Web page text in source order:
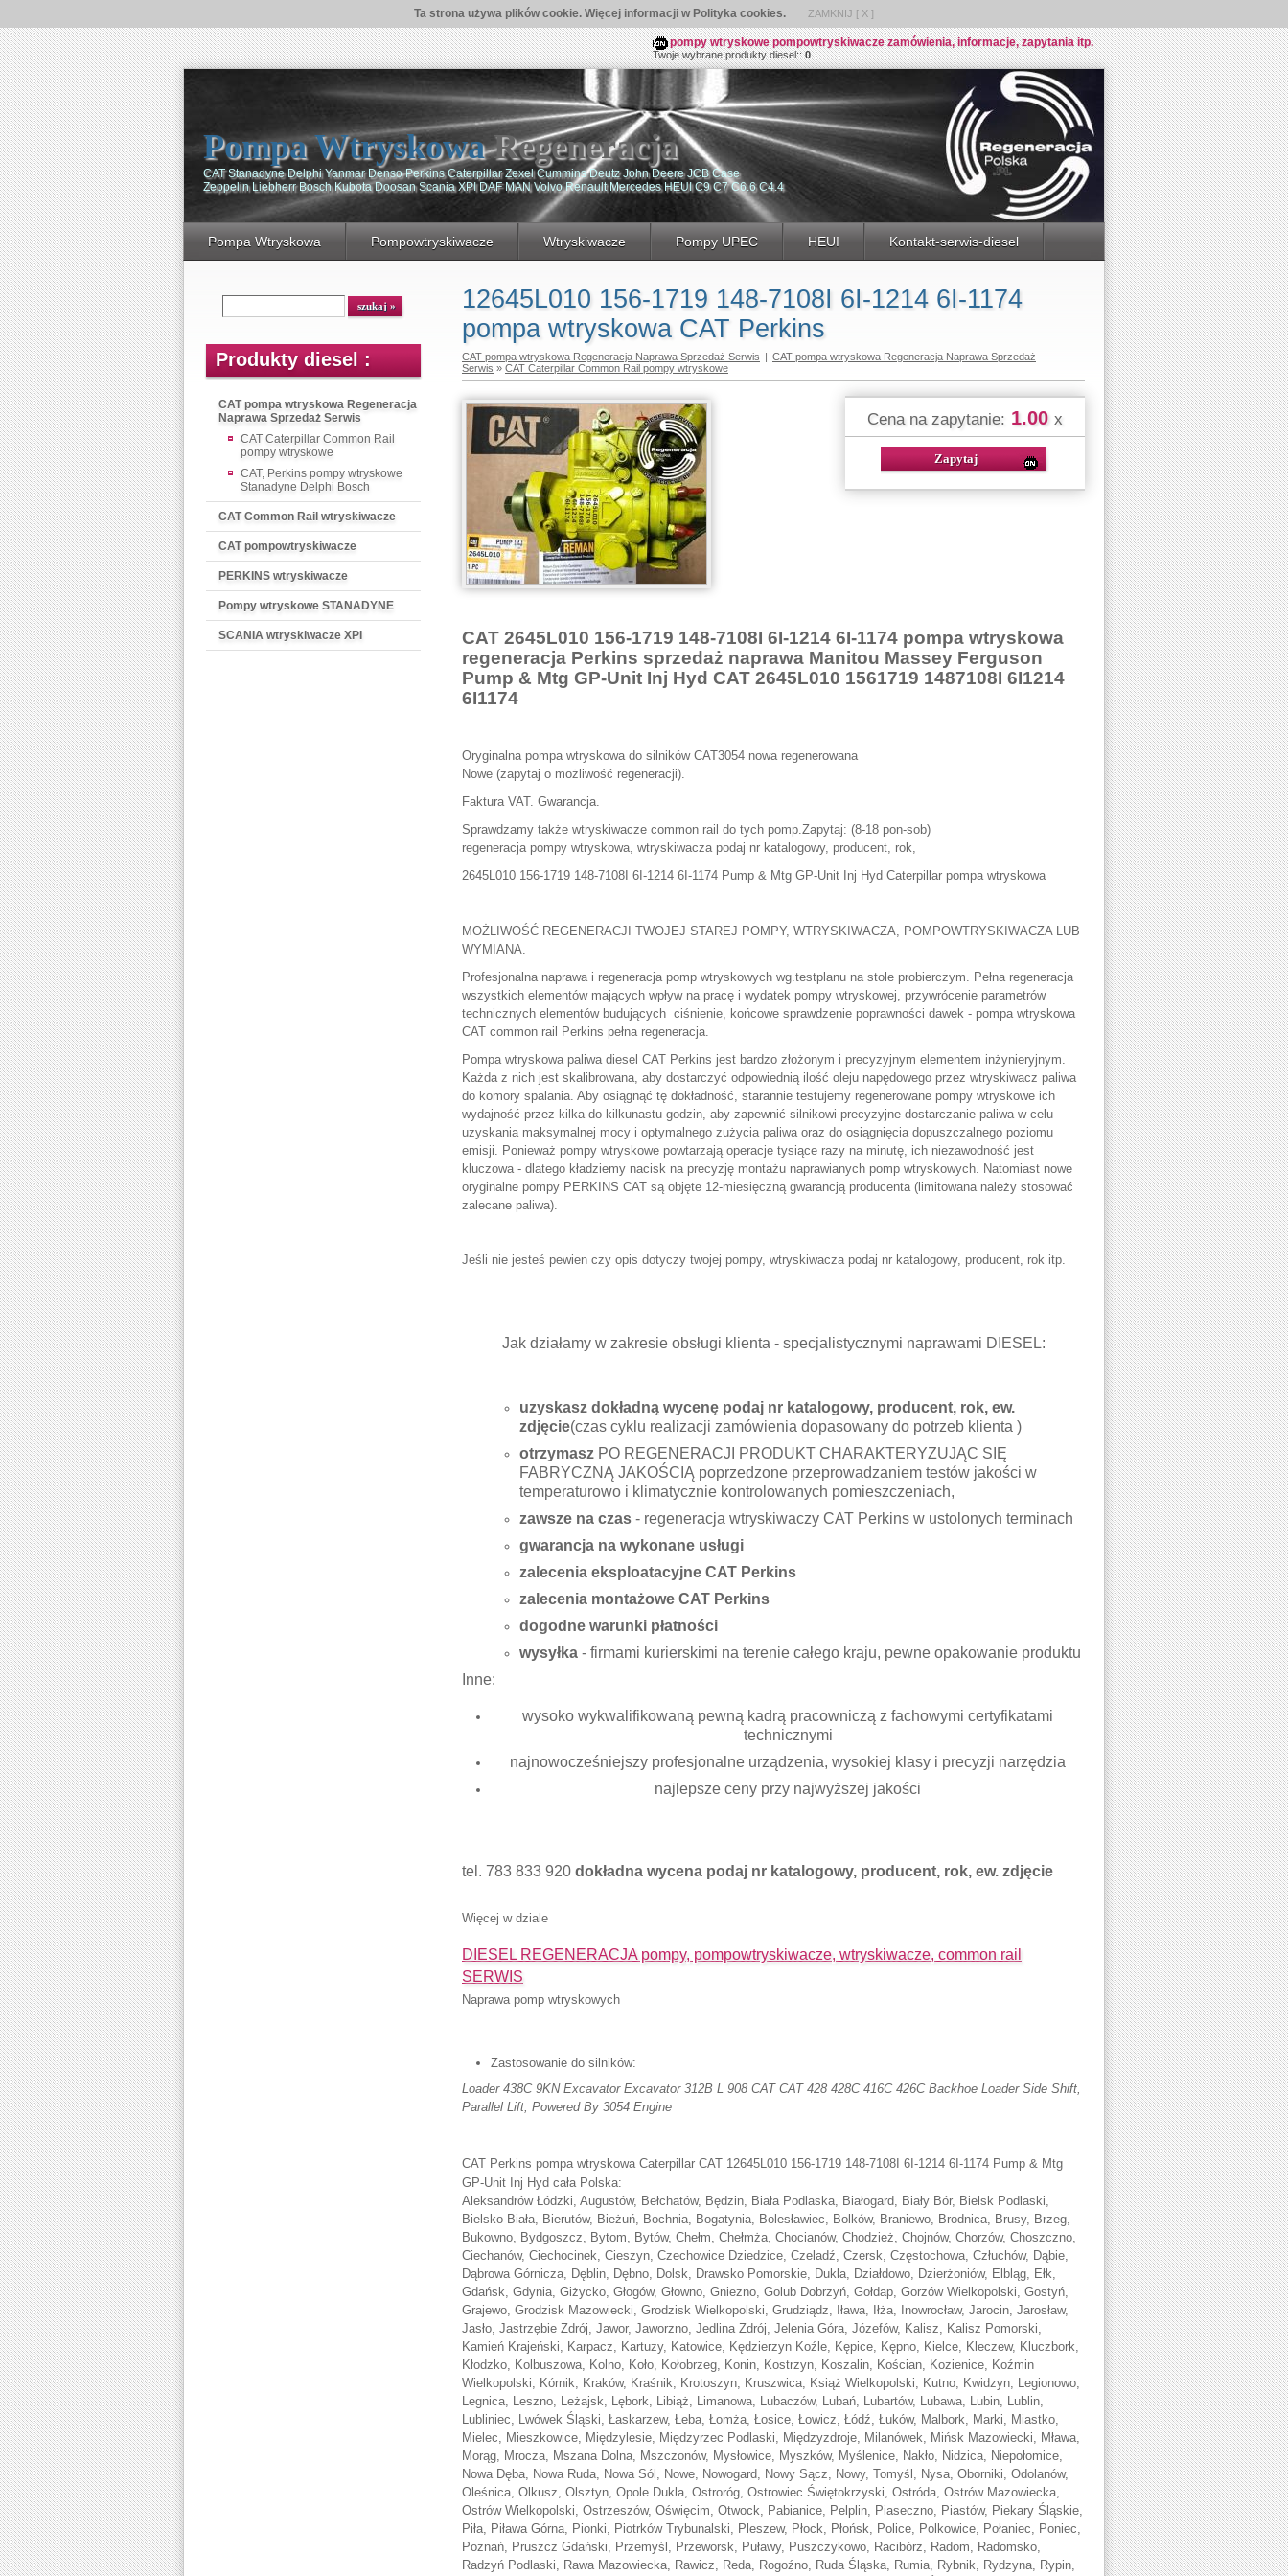
Ta strona używa plików cookie. Więcej informacji w Polityka cookies. ZAMKNIJ [ X ]
pompy wtryskowe pompowtryskiwacze zamówienia, informacje, zapytania itp.
Twoje wybrane produkty diesel::0
Pompa WtryskowaRegeneracja
CAT Stanadyne Delphi Yanmar Denso Perkins Caterpillar Zexel Cummins Deutz John Deere JCB Case
Zeppelin Liebherr Bosch Kubota Doosan Scania XPI DAF MAN Volvo Renault Mercedes HEUI C9 C7 C6.6 C4.4
Pompa Wtryskowa Pompowtryskiwacze Wtryskiwacze Pompy UPEC HEUI Kontakt-serwis-diesel
Produkty diesel :
CAT pompa wtryskowa Regeneracja
Naprawa Sprzedaż Serwis
CAT Caterpillar Common Rail
pompy wtryskowe
CAT, Perkins pompy wtryskowe
Stanadyne Delphi Bosch
CAT Common Rail wtryskiwacze
CAT pompowtryskiwacze
PERKINS wtryskiwacze
Pompy wtryskowe STANADYNE
SCANIA wtryskiwacze XPI
12645L010 156-1719 148-7108I 6I-1214 6I-1174
pompa wtryskowa CAT Perkins
CAT pompa wtryskowa Regeneracja Naprawa Sprzedaż Serwis | CAT pompa wtryskowa Regeneracja Naprawa Sprzedaż
Serwis » CAT Caterpillar Common Rail pompy wtryskowe
Cena na zapytanie: 1.00 x
CAT 2645L010 156-1719 148-7108I 6I-1214 6I-1174 pompa wtryskowa
regeneracja Perkins sprzedaż naprawa Manitou Massey Ferguson
Pump & Mtg GP-Unit Inj Hyd CAT 2645L010 1561719 1487108I 6I1214
6I1174
Oryginalna pompa wtryskowa do silników CAT3054 nowa regenerowana
Nowe (zapytaj o możliwość regeneracji).
Faktura VAT. Gwarancja.
Sprawdzamy także wtryskiwacze common rail do tych pomp.Zapytaj: (8-18 pon-sob)
regeneracja pompy wtryskowa, wtryskiwacza podaj nr katalogowy, producent, rok,
2645L010 156-1719 148-7108I 6I-1214 6I-1174 Pump & Mtg GP-Unit Inj Hyd Caterpillar pompa wtryskowa
MOŻLIWOŚĆ REGENERACJI TWOJEJ STAREJ POMPY, WTRYSKIWACZA, POMPOWTRYSKIWACZA LUB
WYMIANA.
Profesjonalna naprawa i regeneracja pomp wtryskowych wg.testplanu na stole probierczym. Pełna regeneracja
wszystkich elementów mających wpływ na pracę i wydatek pompy wtryskowej, przywrócenie parametrów
technicznych elementów budujących ciśnienie, końcowe sprawdzenie poprawności dawek - pompa wtryskowa
CAT common rail Perkins pełna regeneracja.
Pompa wtryskowa paliwa diesel CAT Perkins jest bardzo złożonym i precyzyjnym elementem inżynieryjnym.
Każda z nich jest skalibrowana, aby dostarczyć odpowiednią ilość oleju napędowego przez wtryskiwacz paliwa
do komory spalania. Aby osiągnąć tę dokładność, starannie testujemy regenerowane pompy wtryskowe ich
wydajność przez kilka do kilkunastu godzin, aby zapewnić silnikowi precyzyjne dostarczanie paliwa w celu
uzyskania maksymalnej mocy i optymalnego zużycia paliwa oraz do osiągnięcia dopuszczalnego poziomu
emisji. Ponieważ pompy wtryskowe powtarzają operacje tysiące razy na minutę, ich niezawodność jest
kluczowa - dlatego kładziemy nacisk na precyzję montażu naprawianych pomp wtryskowych. Natomiast nowe
oryginalne pompy PERKINS CAT są objęte 12-miesięczną gwarancją producenta (limitowana należy stosować
zalecane paliwa).
Jeśli nie jesteś pewien czy opis dotyczy twojej pompy, wtryskiwacza podaj nr katalogowy, producent, rok itp.
Jak działamy w zakresie obsługi klienta - specjalistycznymi naprawami DIESEL:
uzyskasz dokładną wycenę podaj nr katalogowy, producent, rok, ew.
zdjęcie(czas cyklu realizacji zamówienia dopasowany do potrzeb klienta )
otrzymasz PO REGENERACJI PRODUKT CHARAKTERYZUJĄC SIĘ
FABRYCZNĄ JAKOŚCIĄ poprzedzone przeprowadzaniem testów jakości w
temperaturowo i klimatycznie kontrolowanych pomieszczeniach,
zawsze na czas - regeneracja wtryskiwaczy CAT Perkins w ustolonych terminach
gwarancja na wykonane usługi
zalecenia eksploatacyjne CAT Perkins
zalecenia montażowe CAT Perkins
dogodne warunki płatności
wysyłka - firmami kurierskimi na terenie całego kraju, pewne opakowanie produktu
Inne:
wysoko wykwalifikowaną pewną kadrą pracowniczą z fachowymi certyfikatami
technicznymi
najnowocześniejszy profesjonalne urządzenia, wysokiej klasy i precyzji narzędzia
najlepsze ceny przy najwyższej jakości
tel. 783 833 920 dokładna wycena podaj nr katalogowy, producent, rok, ew. zdjęcie
Więcej w dziale
DIESEL REGENERACJA pompy, pompowtryskiwacze, wtryskiwacze, common rail
SERWIS
Naprawa pomp wtryskowych
Zastosowanie do silników:
Loader 438C 9KN Excavator Excavator 312B L 908 CAT CAT 428 428C 416C 426C Backhoe Loader Side Shift,
Parallel Lift, Powered By 3054 Engine
CAT Perkins pompa wtryskowa Caterpillar CAT 12645L010 156-1719 148-7108I 6I-1214 6I-1174 Pump & Mtg
GP-Unit Inj Hyd cała Polska:
Aleksandrów Łódzki, Augustów, Bełchatów, Będzin, Biała Podlaska, Białogard, Biały Bór, Bielsk Podlaski,
Bielsko Biała, Bierutów, Bieżuń, Bochnia, Bogatynia, Bolesławiec, Bolków, Braniewo, Brodnica, Brusy, Brzeg,
Bukowno, Bydgoszcz, Bytom, Bytów, Chełm, Chełmża, Chocianów, Chodzież, Chojnów, Chorzów, Choszczno,
Ciechanów, Ciechocinek, Cieszyn, Czechowice Dziedzice, Czeladź, Czersk, Częstochowa, Człuchów, Dąbie,
Dąbrowa Górnicza, Dęblin, Dębno, Dolsk, Drawsko Pomorskie, Dukla, Działdowo, Dzierżoniów, Elbląg, Ełk,
Gdańsk, Gdynia, Giżycko, Głogów, Głowno, Gniezno, Golub Dobrzyń, Gołdap, Gorzów Wielkopolski, Gostyń,
Grajewo, Grodzisk Mazowiecki, Grodzisk Wielkopolski, Grudziądz, Iława, Iłża, Inowrocław, Jarocin, Jarosław,
Jasło, Jastrzębie Zdrój, Jawor, Jaworzno, Jedlina Zdrój, Jelenia Góra, Józefów, Kalisz, Kalisz Pomorski,
Kamień Krajeński, Karpacz, Kartuzy, Katowice, Kędzierzyn Koźle, Kępice, Kępno, Kielce, Kleczew, Kluczbork,
Kłodzko, Kolbuszowa, Kolno, Koło, Kołobrzeg, Konin, Kostrzyn, Koszalin, Kościan, Kozienice, Koźmin
Wielkopolski, Kórnik, Kraków, Kraśnik, Krotoszyn, Kruszwica, Książ Wielkopolski, Kutno, Kwidzyn, Legionowo,
Legnica, Leszno, Leżajsk, Lębork, Libiąż, Limanowa, Lubaczów, Lubań, Lubartów, Lubawa, Lubin, Lublin,
Lubliniec, Lwówek Śląski, Łaskarzew, Łeba, Łomża, Łosice, Łowicz, Łódź, Łuków, Malbork, Marki, Miastko,
Mielec, Mieszkowice, Międzylesie, Międzyrzec Podlaski, Międzyzdroje, Milanówek, Mińsk Mazowiecki, Mława,
Morąg, Mrocza, Mszana Dolna, Mszczonów, Mysłowice, Myszków, Myślenice, Nakło, Nidzica, Niepołomice,
Nowa Dęba, Nowa Ruda, Nowa Sól, Nowe, Nowogard, Nowy Sącz, Nowy, Tomyśl, Nysa, Oborniki, Odolanów,
Oleśnica, Olkusz, Olsztyn, Opole Dukla, Ostroróg, Ostrowiec Świętokrzyski, Ostróda, Ostrów Mazowiecka,
Ostrów Wielkopolski, Ostrzeszów, Oświęcim, Otwock, Pabianice, Pelplin, Piaseczno, Piastów, Piekary Śląskie,
Piła, Piława Górna, Pionki, Piotrków Trybunalski, Pleszew, Płock, Płońsk, Police, Polkowice, Połaniec, Poniec,
Poznań, Pruszcz Gdański, Przemyśl, Przeworsk, Puławy, Puszczykowo, Racibórz, Radom, Radomsko,
Radzyń Podlaski, Rawa Mazowiecka, Rawicz, Reda, Rogoźno, Ruda Śląska, Rumia, Rybnik, Rydzyna, Rypin,